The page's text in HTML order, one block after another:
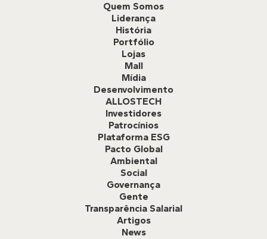
Quem Somos
Liderança
História
Portfólio
Lojas
Mall
Mídia
Desenvolvimento
ALLOSTECH
Investidores
Patrocínios
Plataforma ESG
Pacto Global
Ambiental
Social
Governança
Gente
Transparência Salarial
Artigos
News